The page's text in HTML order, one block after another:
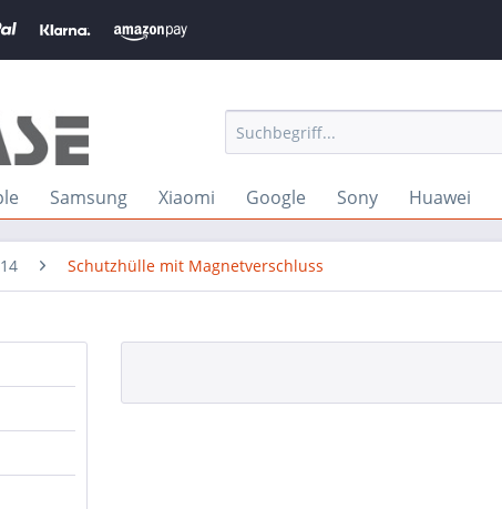
Samsung Xiaomi Google Sony Huawei
Schutzhülle mit Magnetverschluss